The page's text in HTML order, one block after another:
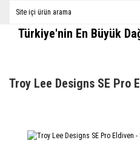
Türkiye'nin En Büyük
Troy Lee Designs SE Pro